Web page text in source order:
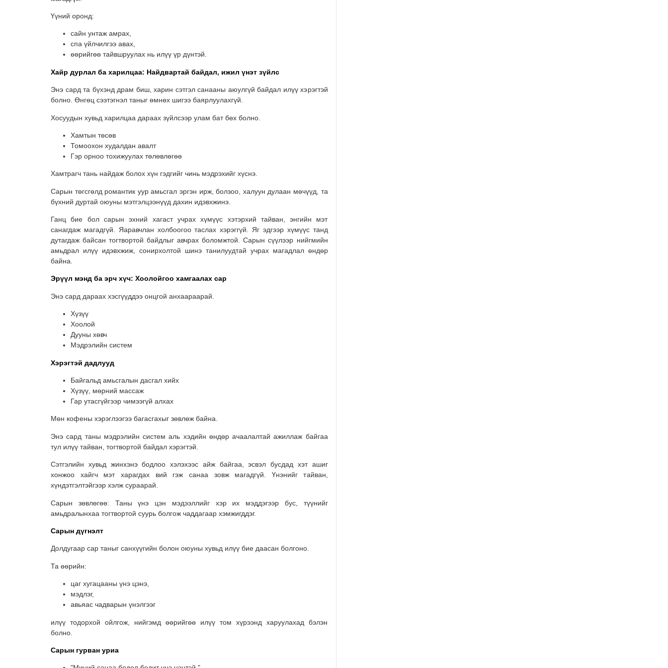
Үүний оронд:
сайн унтаж амрах,
спа үйлчилгээ авах,
өөрийгөө тайвшруулах нь илүү үр дүнтэй.
Хайр дурлал ба харилцаа: Найдвартай байдал, ижил үнэт зүйлс
Энэ сард та бүхэнд драм биш, харин сэтгэл санааны аюулгүй байдал илүү хэрэгтэй
болно. Өнгөц сээтэгнэл таныг өмнөх шигээ баярлуулахгүй.
Хосуудын хувьд харилцаа дараах зүйлсээр улам бат бөх болно.
Хамтын төсөв
Томоохон худалдан авалт
Гэр орноо тохижуулах төлөвлөгөө
Хамтрагч тань найдаж болох хүн гэдгийг чинь мэдрэхийг хүснэ.
Сарын төгсгөлд романтик уур амьсгал эргэн ирж, болзоо, халуун дулаан мөчүүд, та
бүхний дуртай оюуны мэтгэлцээнүүд дахин идэвхжинэ.
Ганц бие бол сарын эхний хагаст учрах хүмүүс хэтэрхий тайван, энгийн мэт
санагдаж магадгүй. Яаравчлан холбоогоо таслах хэрэггүй. Яг эдгээр хүмүүс танд
дутагдаж байсан тогтвортой байдлыг авчрах боломжтой. Сарын сүүлээр нийгмийн
амьдрал илүү идэвхжиж, сонирхолтой шинэ танилуудтай учрах магадлал өндөр
байна.
Эрүүл мэнд ба эрч хүч: Хоолойгоо хамгаалах сар
Энэ сард дараах хэсгүүддээ онцгой анхаараарай.
Хүзүү
Хоолой
Дууны хөвч
Мэдрэлийн систем
Хэрэгтэй дадлууд
Байгальд амьсгалын дасгал хийх
Хүзүү, мөрний массаж
Гар утасгүйгээр чимээгүй алхах
Мөн кофены хэрэглээгээ багасгахыг зөвлөж байна.
Энэ сард таны мэдрэлийн систем аль хэдийн өндөр ачаалалтай ажиллаж байгаа
тул илүү тайван, тогтвортой байдал хэрэгтэй.
Сэтгэлийн хувьд жинхэнэ бодлоо хэлэхээс айж байгаа, эсвэл бусдад хэт ашиг
хонжоо хайгч мэт харагдах вий гэж санаа зовж магадгүй. Үнэнийг тайван,
хүндэтгэлтэйгээр хэлж сураарай.
Сарын зөвлөгөө: Таны үнэ цэн мэдээллийг хэр их мэддэгээр бус, түүнийг
амьдралынхаа тогтвортой суурь болгож чаддагаар хэмжигддэг.
Сарын дүгнэлт
Долдугаар сар таныг санхүүгийн болон оюуны хувьд илүү бие даасан болгоно.
Та өөрийн:
цаг хугацааны үнэ цэнэ,
мэдлэг,
авьяас чадварын үнэлгээг
илүү тодорхой ойлгож, нийгэмд өөрийгөө илүү том хүрээнд харуулахад бэлэн
болно.
Сарын гурван уриа